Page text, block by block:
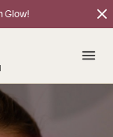
Glow!